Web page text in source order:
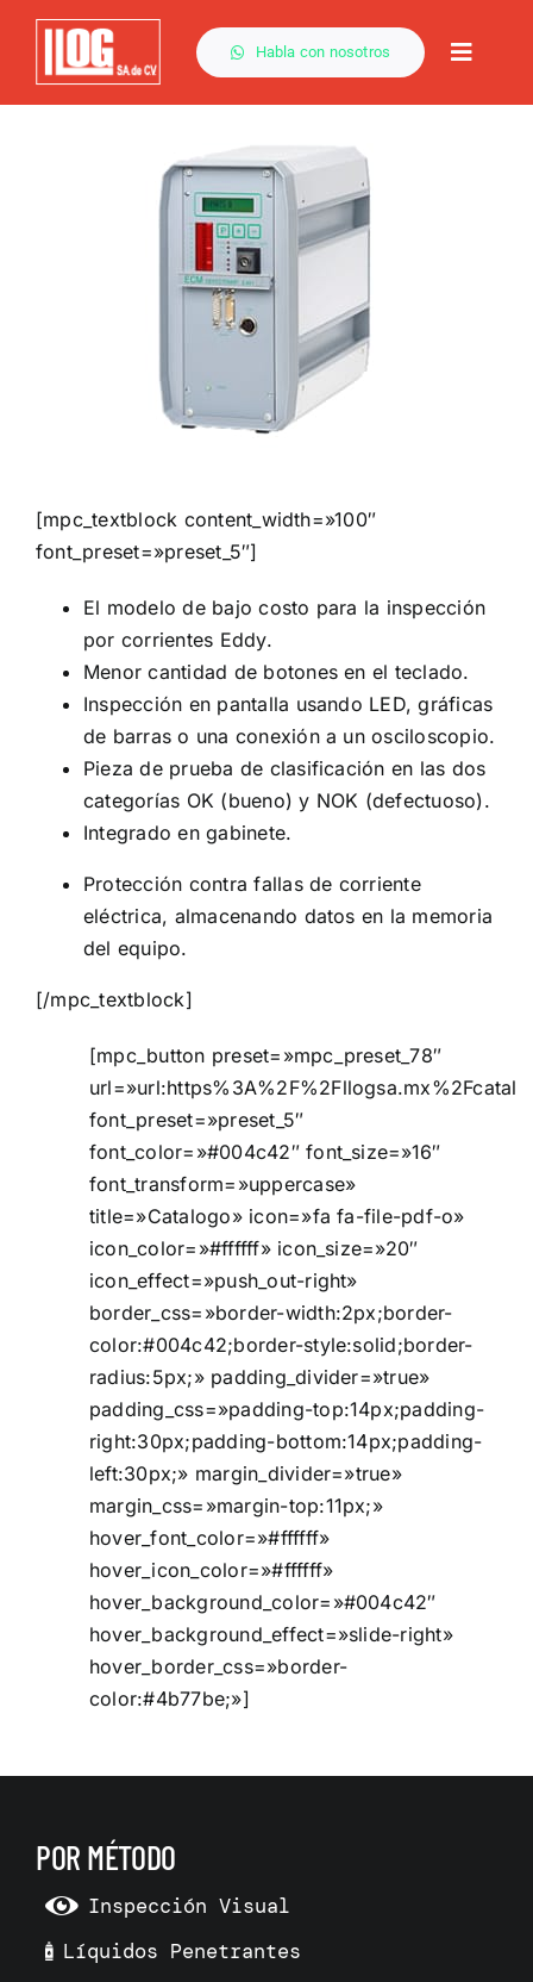
Saltar
contenido
Habla con nosotros
Toggle
[mpc_textblock content_width=»100″
font_preset=»preset_5″]
El modelo de bajo costo para la inspección
por corrientes Eddy.
Menor cantidad de botones en el teclado.
Inspección en pantalla usando LED, gráficas
de barras o una conexión a un osciloscopio.
Pieza de prueba de clasificación en las dos
categorías OK (bueno) y NOK (defectuoso).
Integrado en gabinete.
Protección contra fallas de corriente
eléctrica, almacenando datos en la memoria
del equipo.
[/mpc_textblock]
[mpc_button preset=»mpc_preset_78″
font_preset=»preset_5″
font_color=»#004c42″ font_size=»16″
font_transform=»uppercase»
title=»Catalogo» icon=»fa fa-file-pdf-o»
icon_color=»#ffffff» icon_size=»20″
icon_effect=»push_out-right»
border_css=»border-width:2px;border-
color:#004c42;border-style:solid;border-
radius:5px;» padding_divider=»true»
padding_css=»padding-top:14px;padding-
right:30px;padding-bottom:14px;padding-
left:30px;» margin_divider=»true»
margin_css=»margin-top:11px;»
hover_font_color=»#ffffff»
hover_icon_color=»#ffffff»
hover_background_color=»#004c42″
hover_background_effect=»slide-right»
hover_border_css=»border-
color:#4b77be;»]
POR MÉTODO
Inspección Visual
Líquidos Penetrantes